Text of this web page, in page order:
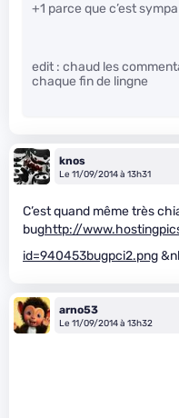
+1 parce que c’est
edit : chaud les
chaque fin de lingne
knos
Le 11/09/2014 à 13h31
C’est quand même très
bughttp://
id=940453bugpci2.png
arno53
Le 11/09/2014 à 13h32